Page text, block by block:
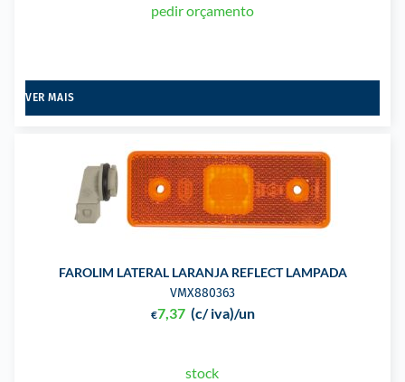
pedir orçamento
VER MAIS
FAROLIM LATERAL LARANJA REFLECT LAMPADA
VMX880363
€7,37 (c/ iva)/un
stock